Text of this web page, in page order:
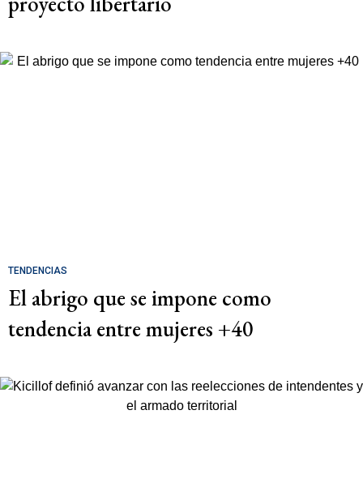
TENDENCIAS
El abrigo que se impone como
tendencia entre mujeres +40